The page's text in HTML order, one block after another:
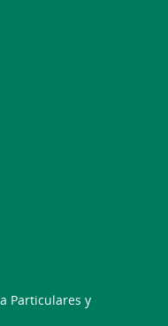
Particulares y